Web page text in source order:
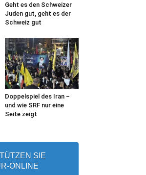
Geht es den Schweizer
Juden gut, geht es der
Schweiz gut
Doppelspiel des Iran –
und wie SRF nur eine
Seite zeigt
SIE
ONLINE